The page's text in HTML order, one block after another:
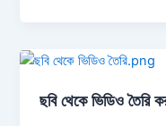
ছবি থেকে ভিডিও তৈরি